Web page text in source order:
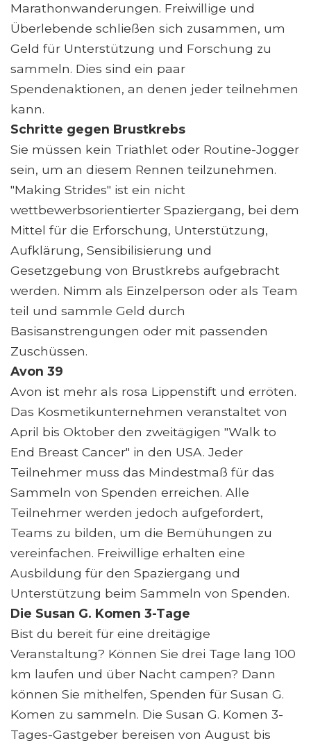
Marathonwanderungen. Freiwillige und
Überlebende schließen sich zusammen, um
Geld für Unterstützung und Forschung zu
sammeln. Dies sind ein paar
Spendenaktionen, an denen jeder teilnehmen
kann.
Schritte gegen Brustkrebs
Sie müssen kein Triathlet oder Routine-Jogger
sein, um an diesem Rennen teilzunehmen.
"Making Strides" ist ein nicht
wettbewerbsorientierter Spaziergang, bei dem
Mittel für die Erforschung, Unterstützung,
Aufklärung, Sensibilisierung und
Gesetzgebung von Brustkrebs aufgebracht
werden. Nimm als Einzelperson oder als Team
teil und sammle Geld durch
Basisanstrengungen oder mit passenden
Zuschüssen.
Avon 39
Avon ist mehr als rosa Lippenstift und erröten.
Das Kosmetikunternehmen veranstaltet von
April bis Oktober den zweitägigen "Walk to
End Breast Cancer" in den USA. Jeder
Teilnehmer muss das Mindestmaß für das
Sammeln von Spenden erreichen. Alle
Teilnehmer werden jedoch aufgefordert,
Teams zu bilden, um die Bemühungen zu
vereinfachen. Freiwillige erhalten eine
Ausbildung für den Spaziergang und
Unterstützung beim Sammeln von Spenden.
Die Susan G. Komen 3-Tage
Bist du bereit für eine dreitägige
Veranstaltung? Können Sie drei Tage lang 100
km laufen und über Nacht campen? Dann
können Sie mithelfen, Spenden für Susan G.
Komen zu sammeln. Die Susan G. Komen 3-
Tages-Gastgeber bereisen von August bis